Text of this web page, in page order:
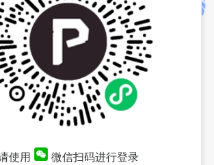
使用 微信扫码进行登录